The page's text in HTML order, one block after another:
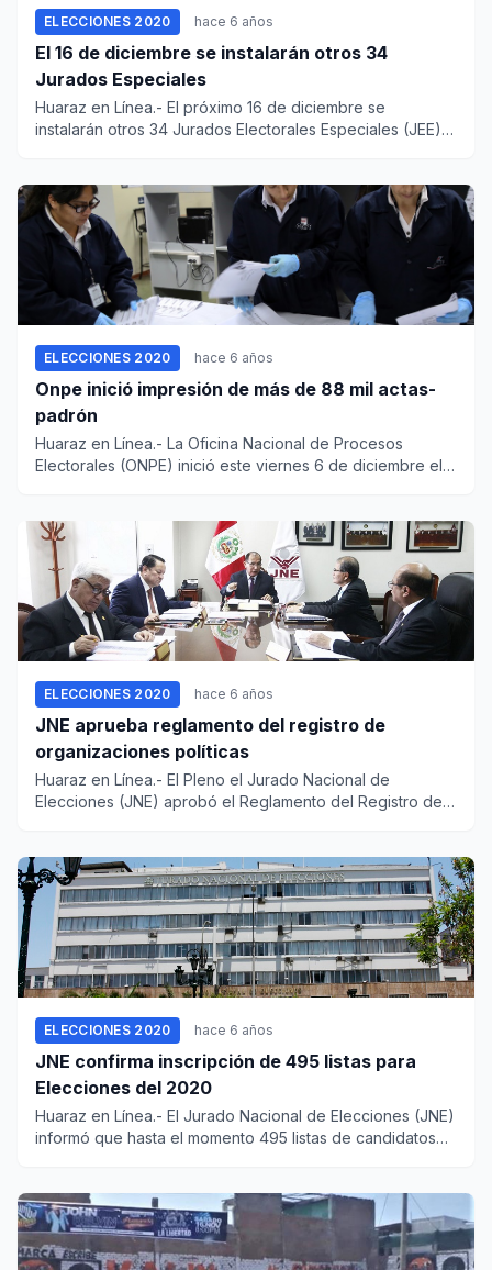
ELECCIONES 2020 hace 6 años
El 16 de diciembre se instalarán otros 34
Jurados Especiales
Huaraz en Línea.- El próximo 16 de diciembre se
instalarán otros 34 Jurados Electorales Especiales (JEE)
ELECCIONES 2020 hace 6 años
Onpe inició impresión de más de 88 mil actas-
padrón
Huaraz en Línea.- La Oficina Nacional de Procesos
Electorales (ONPE) inició este viernes 6 de diciembre el
ELECCIONES 2020 hace 6 años
JNE aprueba reglamento del registro de
organizaciones políticas
Huaraz en Línea.- El Pleno el Jurado Nacional de
Elecciones (JNE) aprobó el Reglamento del Registro de
ELECCIONES 2020 hace 6 años
JNE confirma inscripción de 495 listas para
Elecciones del 2020
Huaraz en Línea.- El Jurado Nacional de Elecciones (JNE)
informó que hasta el momento 495 listas de candidatos